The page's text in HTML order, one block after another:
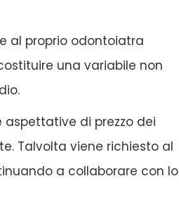
al proprio odontoiatra
una variabile non
aspettative di prezzo dei
Talvolta viene richiesto al
a collaborare con lo